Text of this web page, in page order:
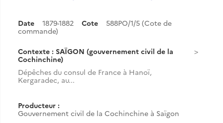
Date 1879-1882 Cote
588PO/1/5 (Cote de
commande)
Contexte : SAÏGON (gouvernement civil de la
Cochinchine)
Dépêches du consul de France à Hanoï,
Kergaradec, au...
Producteur :
Gouvernement civil de la Cochinchine à Saïgon